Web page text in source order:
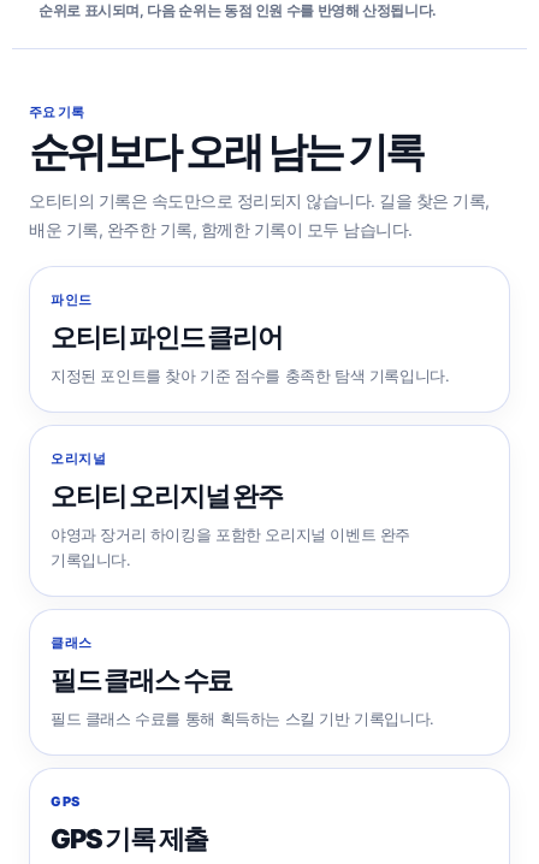
순위로 표시되며, 다음 순위는 동점 인원 수를 반영해 산정됩니다.
주요 기록
순위보다 오래 남는 기록
오티티의 기록은 속도만으로 정리되지 않습니다. 길을 찾은 기록,
배운 기록, 완주한 기록, 함께한 기록이 모두 남습니다.
파인드
오티티 파인드 클리어
지정된 포인트를 찾아 기준 점수를 충족한 탐색 기록입니다.
오리지널
오티티 오리지널 완주
야영과 장거리 하이킹을 포함한 오리지널 이벤트 완주
기록입니다.
클래스
필드 클래스 수료
필드 클래스 수료를 통해 획득하는 스킬 기반 기록입니다.
GPS
GPS 기록 제출